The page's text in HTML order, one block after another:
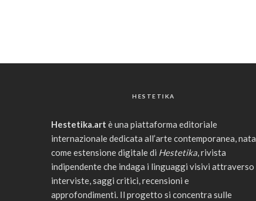
HESTETIKA
Hestetika.art è una piattaforma editoriale
internazionale dedicata all’arte contemporanea, nata
come estensione digitale di Hestetika, rivista
indipendente che indaga i linguaggi visivi attraverso
interviste, saggi critici, recensioni e
approfondimenti. Il progetto si concentra sulle